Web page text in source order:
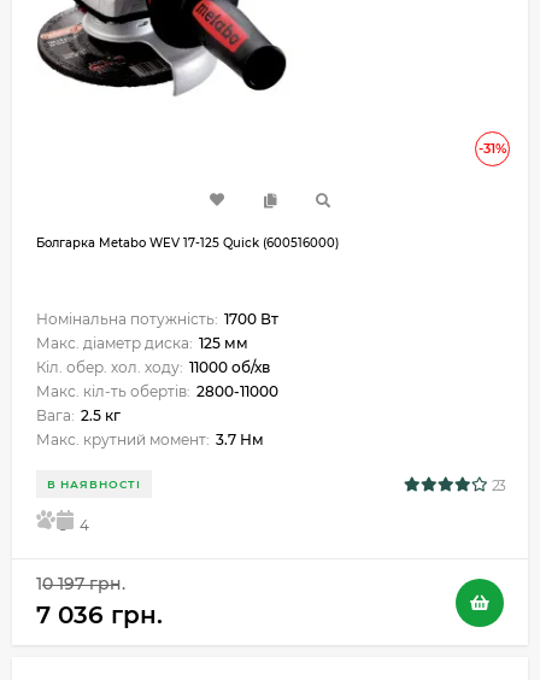
-31%
Болгарка Metabo WEV 17-125 Quick (600516000)
Номінальна потужність: 1700 Вт
Макс. діаметр диска: 125 мм
Кіл. обер. хол. ходу: 11000 об/хв
Макс. кіл-ть обертів: 2800-11000
Вага: 2.5 кг
Макс. крутний момент: 3.7 Нм
В НАЯВНОСТІ 23
5 4
10 197 грн.
7 036 грн.